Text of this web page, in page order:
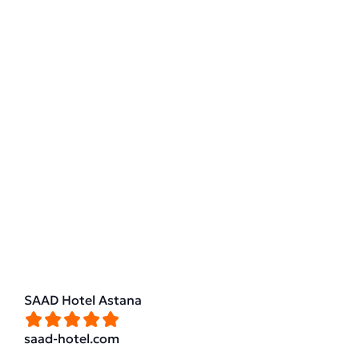
SAAD Hotel Astana
saad-hotel.com